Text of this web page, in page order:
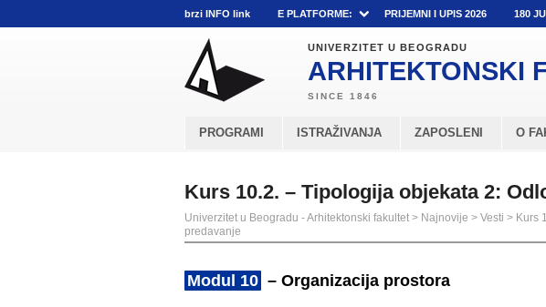
brzi INFO link E PLATFORME: PRIJEMNI I UPIS 2026 180
UNIVERZITET U BEOGRADU
ARHITEKTONSKI
PROGRAMI ISTRAŽIVANJA ZAPOSLENI O
Kurs 10.2. – Tipologija objekata 2:
Univerzitet u Beogradu - Arhitektonski fakultet > Najnovije > Vesti > Kurs
predavanje
Modul 10 – Organizacija prostora